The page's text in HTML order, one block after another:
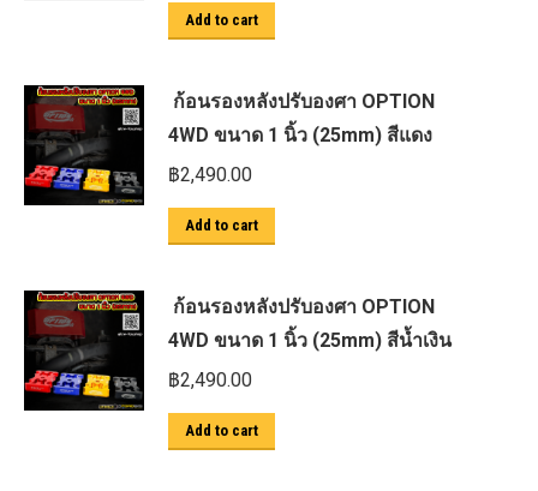
Add to cart
ก้อนรองหลังปรับองศา OPTION
4WD ขนาด 1 นิ้ว (25mm) สีแดง
฿2,490.00
Add to cart
ก้อนรองหลังปรับองศา OPTION
4WD ขนาด 1 นิ้ว (25mm) สีน้ำเงิน
฿2,490.00
Add to cart